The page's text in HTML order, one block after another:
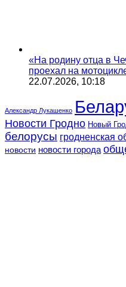
«На родину отца в
проехал на
22.07.2026, 10:18
Александр Лукашенко
Новости Гродно Новый
белорусы гродненская
новости новости города